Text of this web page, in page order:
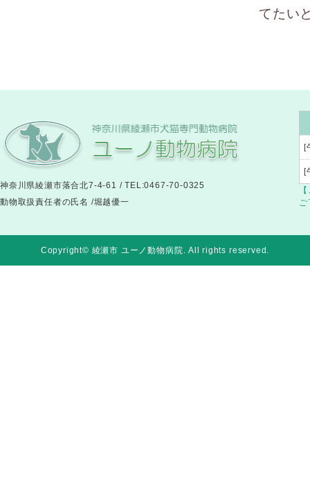
てたい
神奈川県綾瀬市落合北7-4-61 / TEL:0467-70-0325
動物取扱責任者の氏名 /堀越優一
[
[
ご
Copyright© 綾瀬市 ユーノ動物病院. All rights reserved.